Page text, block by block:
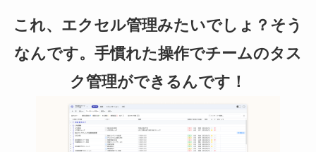
これ、エクセル管理みたいでしょ？そう
なんです。手慣れた操作でチームのタス
ク管理ができるんです！